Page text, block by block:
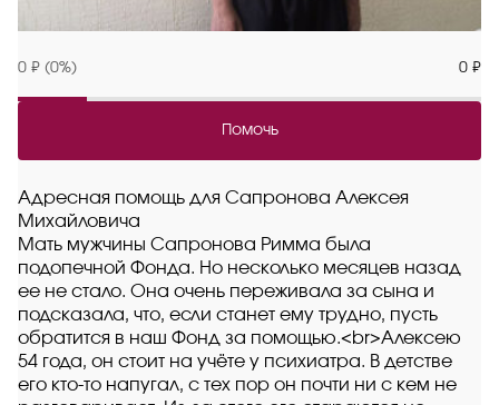
0 ₽ (0%) 0 ₽
Помочь
Адресная помощь для Сапронова Алексея
Михайловича
Мать мужчины Сапронова Римма была
подопечной Фонда. Но несколько месяцев назад
ее не стало. Она очень переживала за сына и
подсказала, что, если станет ему трудно, пусть
обратится в наш Фонд за помощью.<br>Алексею
54 года, он стоит на учёте у психиатра. В детстве
его кто-то напугал, с тех пор он почти ни с кем не